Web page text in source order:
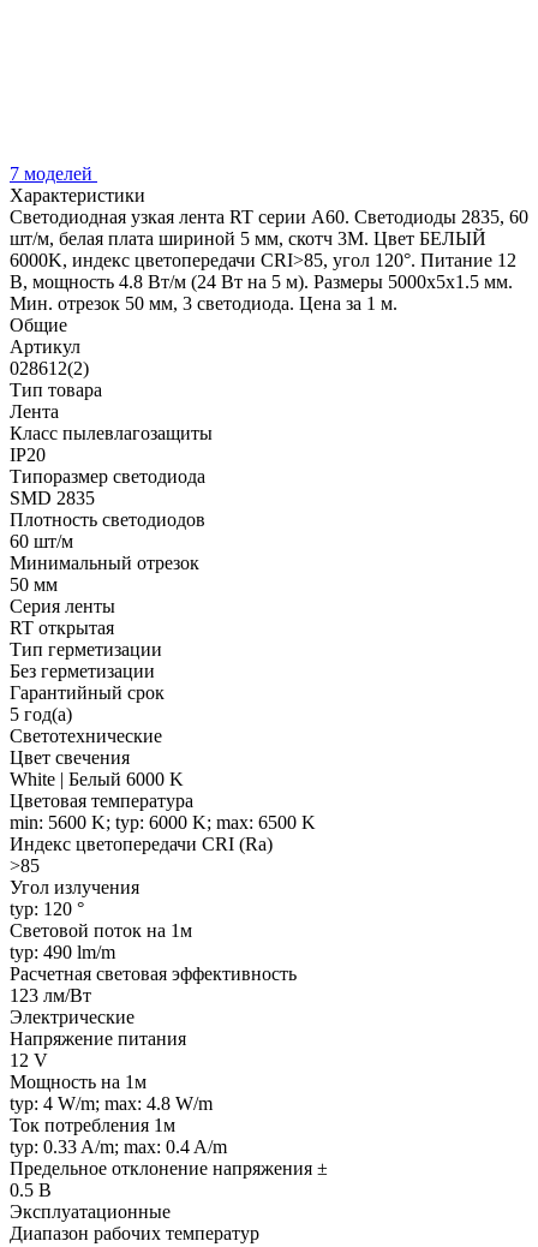
7 моделей
Характеристики
Светодиодная узкая лента RT серии A60. Светодиоды 2835, 60
шт/м, белая плата шириной 5 мм, скотч 3M. Цвет БЕЛЫЙ
6000K, индекс цветопередачи CRI>85, угол 120°. Питание 12
В, мощность 4.8 Вт/м (24 Вт на 5 м). Размеры 5000х5х1.5 мм.
Мин. отрезок 50 мм, 3 светодиода. Цена за 1 м.
Общие
Артикул
028612(2)
Тип товара
Лента
Класс пылевлагозащиты
IP20
Типоразмер светодиода
SMD 2835
Плотность светодиодов
60 шт/м
Минимальный отрезок
50 мм
Серия ленты
RT открытая
Тип герметизации
Без герметизации
Гарантийный срок
5 год(а)
Светотехнические
Цвет свечения
White | Белый 6000 K
Цветовая температура
min: 5600 K; typ: 6000 K; max: 6500 K
Индекс цветопередачи CRI (Ra)
>85
Угол излучения
typ: 120 °
Световой поток на 1м
typ: 490 lm/m
Расчетная световая эффективность
123 лм/Вт
Электрические
Напряжение питания
12 V
Мощность на 1м
typ: 4 W/m; max: 4.8 W/m
Ток потребления 1м
typ: 0.33 A/m; max: 0.4 A/m
Предельное отклонение напряжения ±
0.5 В
Эксплуатационные
Диапазон рабочих температур